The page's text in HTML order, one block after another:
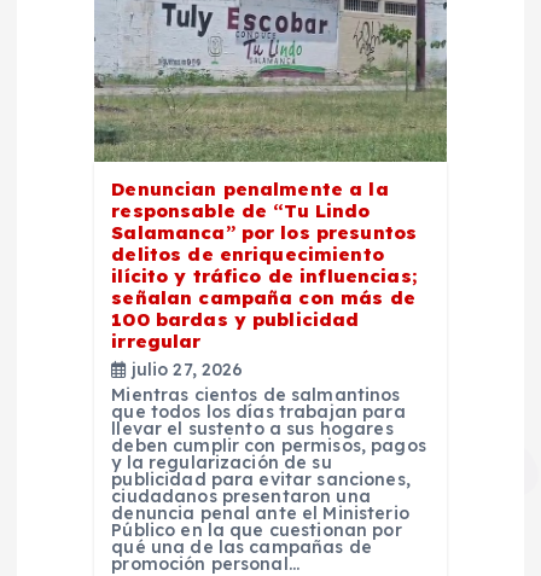
Denuncian penalmente a la
responsable de “Tu Lindo
Salamanca” por los presuntos
delitos de enriquecimiento
ilícito y tráfico de influencias;
señalan campaña con más de
100 bardas y publicidad
irregular
julio 27, 2026
Mientras cientos de salmantinos
que todos los días trabajan para
llevar el sustento a sus hogares
deben cumplir con permisos, pagos
y la regularización de su
publicidad para evitar sanciones,
ciudadanos presentaron una
denuncia penal ante el Ministerio
Público en la que cuestionan por
qué una de las campañas de
promoción personal…